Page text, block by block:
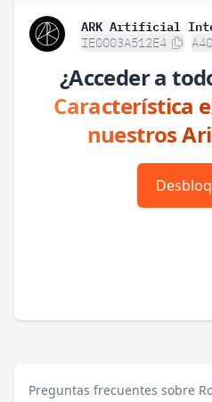
IE0003A512E4
¿Acceder a
Característica
nuestros
Preguntas frecuentes sobre